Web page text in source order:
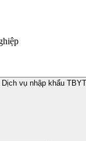
vụ nhập khẩu TBYT